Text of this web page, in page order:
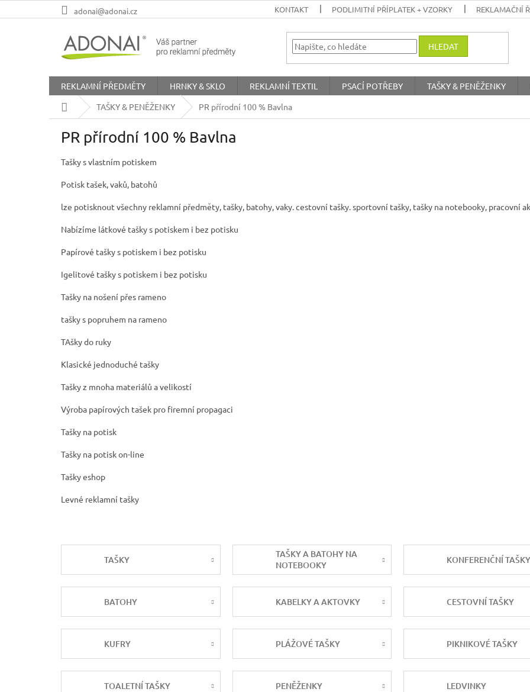
na
adonai@adonai.cz KONTAKT PODLIMITNÍ PŘÍPLATEK + VZORKY REKLAMAČNÍ
HLEDAT
REKLAMNÍ PŘEDMĚTY HRNKY & SKLO REKLAMNÍ TEXTIL PSACÍ POTŘEBY TAŠKY & PENĚŽENKY
Domů TAŠKY & PENĚŽENKY PR přírodní 100 % Bavlna
PR přírodní 100 % Bavlna
Tašky s vlastním potiskem
Potisk tašek, vaků, batohů
lze potisknout všechny reklamní předměty, tašky, batohy, vaky. cestovní tašky. sportovní tašky, tašky na notebooky, pracovní
Nabízíme látkové tašky s potiskem i bez potisku
Papírové tašky s potiskem i bez potisku
Igelitové tašky s potiskem i bez potisku
Tašky na nošení přes rameno
tašky s popruhem na rameno
TAšky do ruky
Klasické jednoduché tašky
Tašky z mnoha materiálů a velikostí
Výroba papírových tašek pro firemní propagaci
Tašky na potisk
Tašky na potisk on-line
Tašky eshop
Levné reklamní tašky
TAŠKY
TAŠKY A BATOHY NA
NOTEBOOKY
KONFERENČNÍ TAŠKY
BATOHY KABELKY A AKTOVKY CESTOVNÍ TAŠKY
KUFRY PLÁŽOVÉ TAŠKY PIKNIKOVÉ TAŠKY
TOALETNÍ TAŠKY PENĚŽENKY LEDVINKY